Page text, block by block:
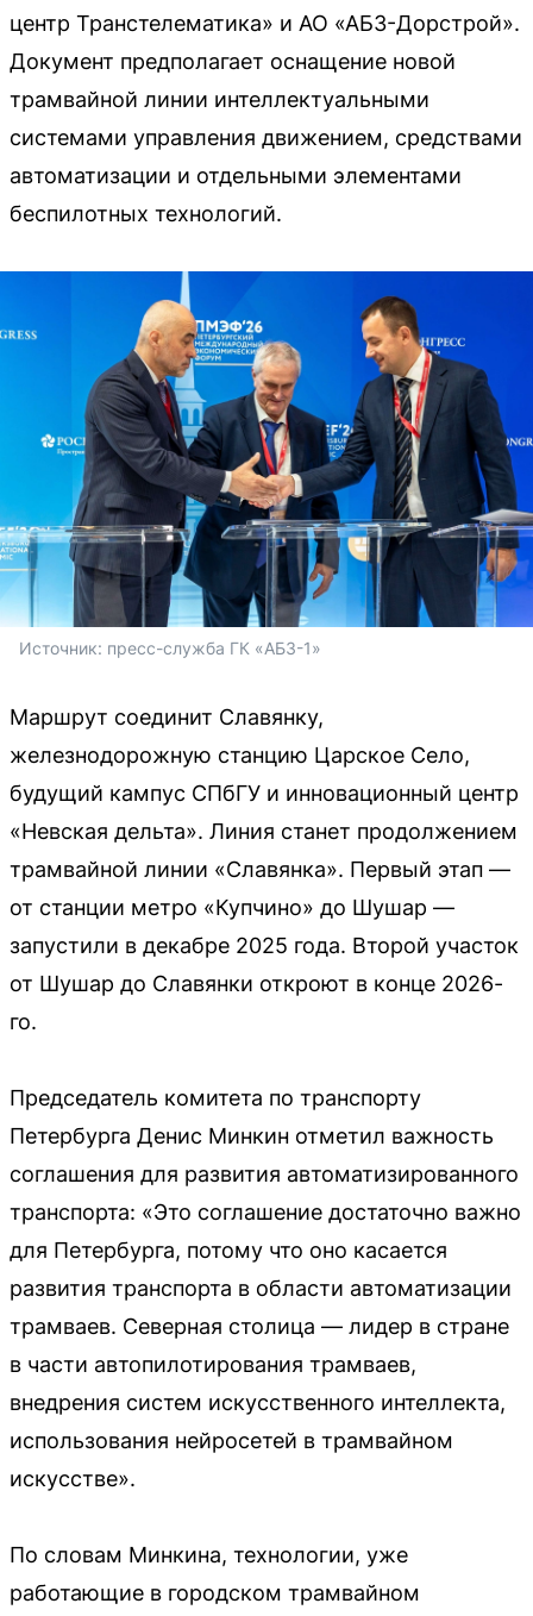
центр Транстелематика» и АО «АБЗ-Дорстрой».
Документ предполагает оснащение новой
трамвайной линии интеллектуальными
системами управления движением, средствами
автоматизации и отдельными элементами
беспилотных технологий.
Источник: пресс-служба ГК «АБЗ-1»
Маршрут соединит Славянку,
железнодорожную станцию Царское Село,
будущий кампус СПбГУ и инновационный центр
«Невская дельта». Линия станет продолжением
трамвайной линии «Славянка». Первый этап —
от станции метро «Купчино» до Шушар —
запустили в декабре 2025 года. Второй участок
от Шушар до Славянки откроют в конце 2026-
го.
Председатель комитета по транспорту
Петербурга Денис Минкин отметил важность
соглашения для развития автоматизированного
транспорта: «Это соглашение достаточно важно
для Петербурга, потому что оно касается
развития транспорта в области автоматизации
трамваев. Северная столица — лидер в стране
в части автопилотирования трамваев,
внедрения систем искусственного интеллекта,
использования нейросетей в трамвайном
искусстве».
По словам Минкина, технологии, уже
работающие в городском трамвайном